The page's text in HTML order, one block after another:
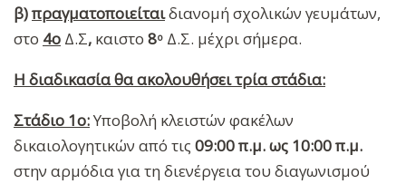
β)πραγματοποιείταιδιανομή σχολικών γευμάτων,
στο 4o Δ.Σ, καιστο 8ο Δ.Σ. μέχρι σήμερα.
Η διαδικασία θα ακολουθήσει τρία στάδια:
Στάδιο 1ο:Υποβολή κλειστών φακέλων
δικαιολογητικών από τις 09:00 π.µ. ως 10:00 π.µ.
στην αρμόδια για τη διενέργεια του διαγωνισμού